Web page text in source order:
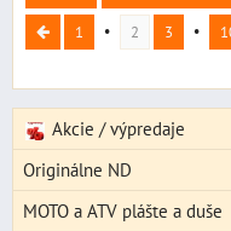
1 2 3
Akcie / výpredaje
Originálne ND
MOTO a ATV plášte a duše